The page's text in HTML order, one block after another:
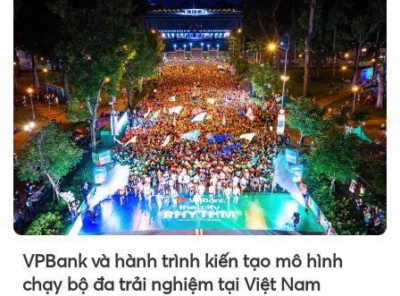
một tháng.
VPBank và hành trình kiến tạo mô hình
chạy bộ đa trải nghiệm tại Việt Nam